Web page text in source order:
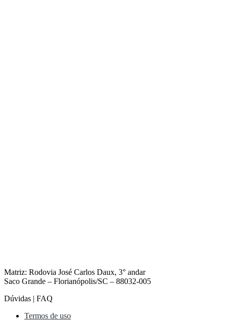
Matriz: Rodovia José Carlos Daux, 3° andar
Saco Grande – Florianópolis/SC – 88032-005
Dúvidas | FAQ
Termos de uso